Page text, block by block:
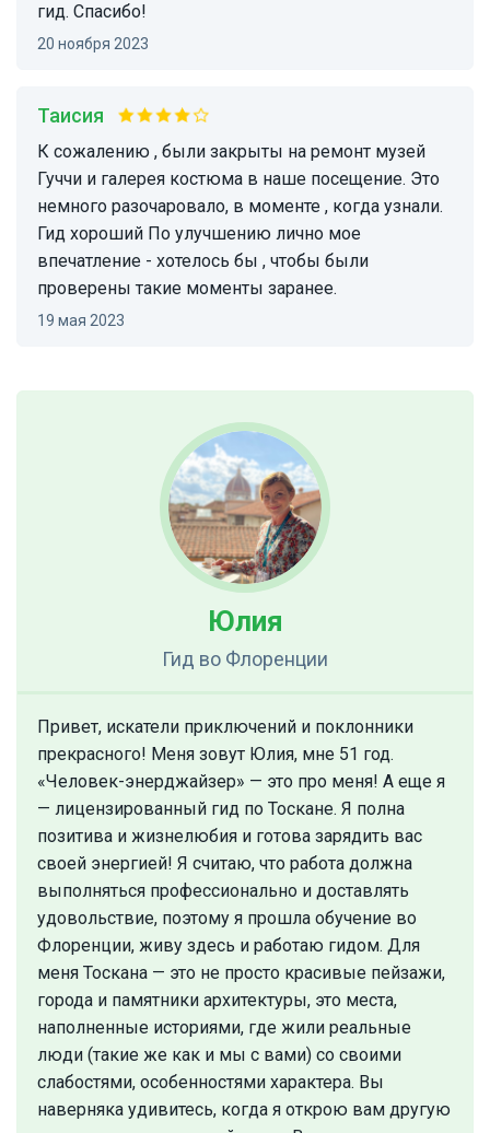
гид. Спасибо!
20 ноября 2023
Таисия
К сожалению , были закрыты на ремонт музей
Гуччи и галерея костюма в наше посещение. Это
немного разочаровало, в моменте , когда узнали.
Гид хороший По улучшению лично мое
впечатление - хотелось бы , чтобы были
проверены такие моменты заранее.
19 мая 2023
Юлия
Гид во Флоренции
Привет, искатели приключений и поклонники
прекрасного! Меня зовут Юлия, мне 51 год.
«Человек-энерджайзер» — это про меня! А еще я
— лицензированный гид по Тоскане. Я полна
позитива и жизнелюбия и готова зарядить вас
своей энергией! Я считаю, что работа должна
выполняться профессионально и доставлять
удовольствие, поэтому я прошла обучение во
Флоренции, живу здесь и работаю гидом. Для
меня Тоскана — это не просто красивые пейзажи,
города и памятники архитектуры, это места,
наполненные историями, где жили реальные
люди (такие же как и мы с вами) со своими
слабостями, особенностями характера. Вы
наверняка удивитесь, когда я открою вам другую